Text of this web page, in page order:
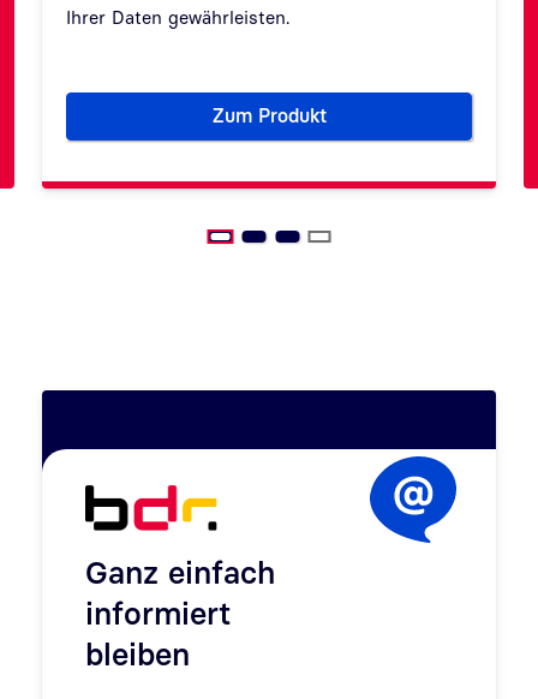
Ihrer Daten gewährleisten.
Zum Produkt
EPREL -
Ganz einfach
informiert
bleiben